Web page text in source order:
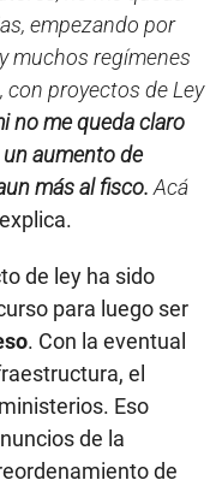
más al fisco.Acá
de ley ha sido
para luego ser
. Con la eventual
el
Eso
de la
de
pares de
no ha
presentará el
plazo de 30 días.